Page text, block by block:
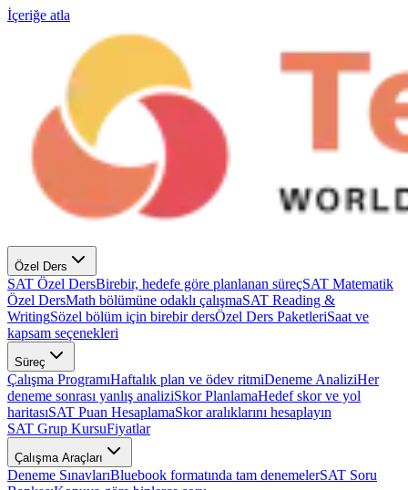
İçeriğe atla
Özel Ders
SAT Özel DersBirebir, hedefe göre planlanan süreçSAT Matematik
Özel DersMath bölümüne odaklı çalışmaSAT Reading &
WritingSözel bölüm için birebir dersÖzel Ders PaketleriSaat ve
kapsam seçenekleri
Süreç
Çalışma ProgramıHaftalık plan ve ödev ritmiDeneme AnaliziHer
deneme sonrası yanlış analiziSkor PlanlamaHedef skor ve yol
haritasıSAT Puan HesaplamaSkor aralıklarını hesaplayın
SAT Grup KursuFiyatlar
Çalışma Araçları
Deneme SınavlarıBluebook formatında tam denemelerSAT Soru